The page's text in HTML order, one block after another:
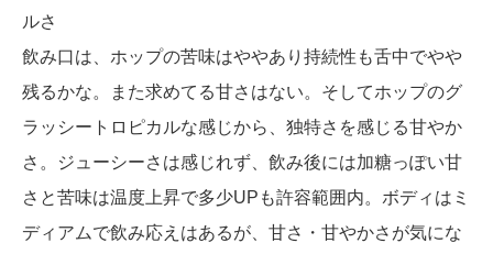
ルさ
飲み口は、ホップの苦味はややあり持続性も舌中でやや
残るかな。また求めてる甘さはない。そしてホップのグ
ラッシートロピカルな感じから、独特さを感じる甘やか
さ。ジューシーさは感じれず、飲み後には加糖っぽい甘
さと苦味は温度上昇で多少UPも許容範囲内。ボディはミ
ディアムで飲み応えはあるが、甘さ・甘やかさが気にな